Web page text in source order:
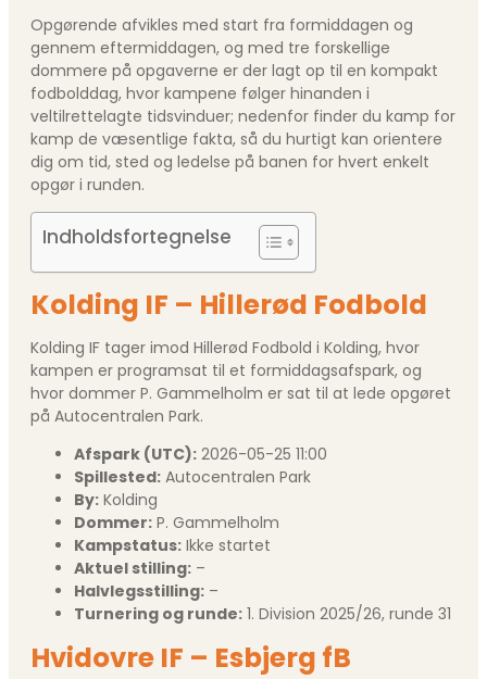
Opgørende afvikles med start fra formiddagen og
gennem eftermiddagen, og med tre forskellige
dommere på opgaverne er der lagt op til en kompakt
fodbolddag, hvor kampene følger hinanden i
veltilrettelagte tidsvinduer; nedenfor finder du kamp for
kamp de væsentlige fakta, så du hurtigt kan orientere
dig om tid, sted og ledelse på banen for hvert enkelt
opgør i runden.
Indholdsfortegnelse
Kolding IF – Hillerød Fodbold
Kolding IF tager imod Hillerød Fodbold i Kolding, hvor
kampen er programsat til et formiddagsafspark, og
hvor dommer P. Gammelholm er sat til at lede opgøret
på Autocentralen Park.
Afspark (UTC): 2026-05-25 11:00
Spillested: Autocentralen Park
By: Kolding
Dommer: P. Gammelholm
Kampstatus: Ikke startet
Aktuel stilling: –
Halvlegsstilling: –
Turnering og runde: 1. Division 2025/26, runde 31
Hvidovre IF – Esbjerg fB